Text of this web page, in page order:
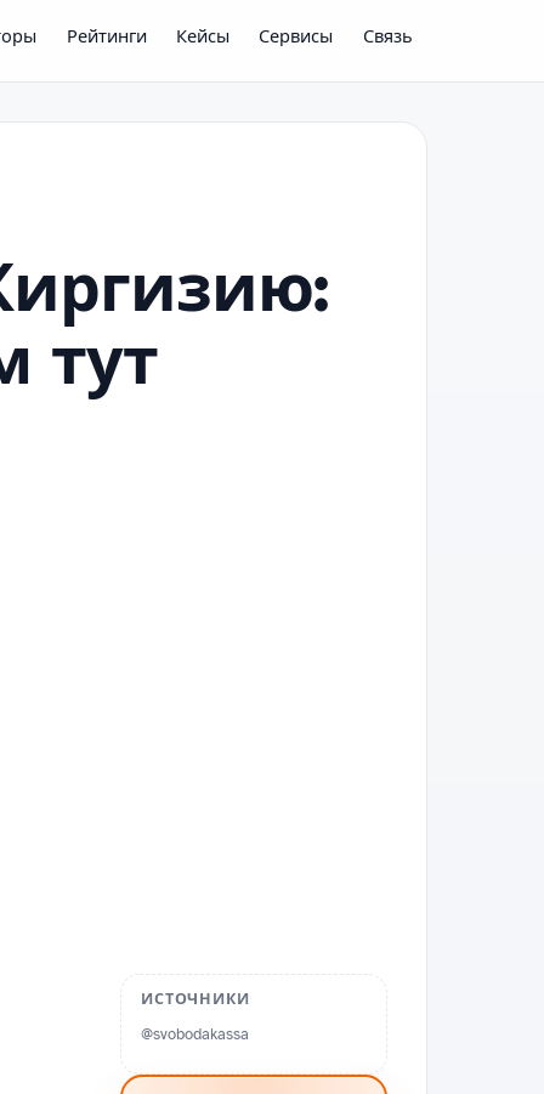
Рейтинги Кейсы Сервисы Связь
тут
ИСТОЧНИКИ
@svobodakassa